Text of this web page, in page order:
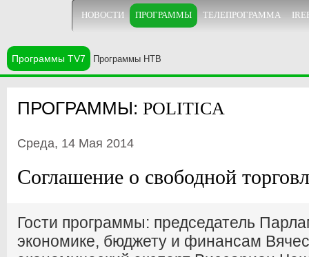
НОВОСТИ ПРОГРАММЫ ТЕЛЕПРОГРАММА
Программы TV7 Программы НТВ
ПРОГРАММЫ: POLITICA
Среда, 14 Мая 2014
Соглашение о свободной
Гости программы: председатель
экономике, бюджету и финансам